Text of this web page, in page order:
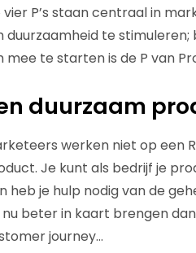
vier P’s staan centraal in
duurzaamheid te stimuleren;
mee te starten is de P van
duurzaam
werken niet op een
Je kunt als bedrijf je
heb je hulp nodig van de
beter in kaart brengen
journey…